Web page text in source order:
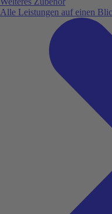
Alle Leistungen auf einen